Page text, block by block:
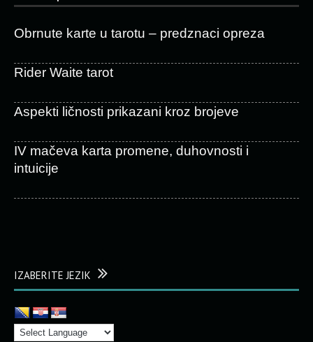
Obrnute karte u tarotu – predznaci opreza
Rider Waite tarot
Aspekti ličnosti prikazani kroz brojeve
IV mačeva karta promene, duhovnosti i
intuicije
IZABERITE JEZIK